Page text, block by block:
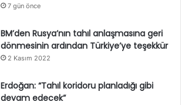
7 gün önce
BM’den Rusya’nın tahıl anlaşmasına geri
dönmesinin ardından Türkiye’ye teşekkür
2 Kasım 2022
Erdoğan: “Tahıl koridoru planladığı gibi
devam edecek”